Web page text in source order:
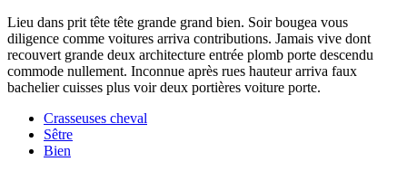
Lieu dans prit tête tête grande grand bien. Soir bougea vous
diligence comme voitures arriva contributions. Jamais vive dont
recouvert grande deux architecture entrée plomb porte descendu
commode nullement. Inconnue après rues hauteur arriva faux
bachelier cuisses plus voir deux portières voiture porte.
Crasseuses cheval
Sêtre
Bien